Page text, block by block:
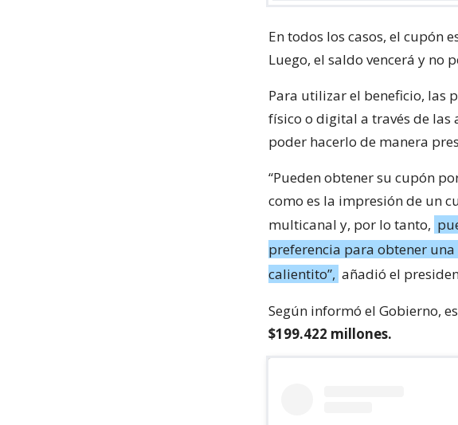
En todos los casos, el cupón
Luego, el saldo vencerá y no
Para utilizar el beneficio, las
físico o digital a través de las
poder hacerlo de manera
“Pueden obtener su cupón
como es la impresión de un
multicanal y, por lo tanto,
preferencia para obtener
calientito”, añadió el
Según informó el Gobierno,
$199.422 millones.